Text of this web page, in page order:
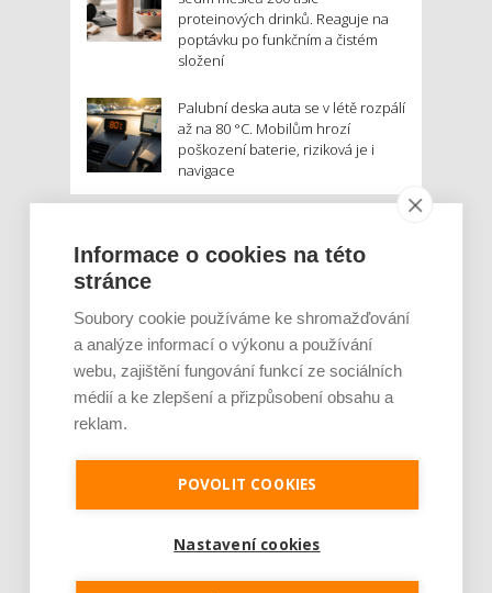
proteinových drinků. Reaguje na
poptávku po funkčním a čistém
složení
Palubní deska auta se v létě rozpálí
až na 80 °C. Mobilům hrozí
poškození baterie, riziková je i
navigace
Rajčata, borůvky nebo ořechy. Potraviny,
které v létě pomáhají hormonům a ulevuj [...]
Léto je ideálním časem dopřát hormonům
malý restart. Čerstvé ovoce, zelenina nebo
luštěniny jsou práv...
Informace o cookies na této
stránce
Soubory cookie používáme ke shromažďování
a analýze informací o výkonu a používání
webu, zajištění fungování funkcí ze sociálních
médií a ke zlepšení a přizpůsobení obsahu a
reklam.
POVOLIT COOKIES
Nastavení cookies